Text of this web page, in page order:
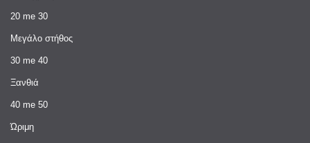
20 me 30
Μεγάλο στήθος
30 me 40
Ξανθιά
40 me 50
Ώριμη